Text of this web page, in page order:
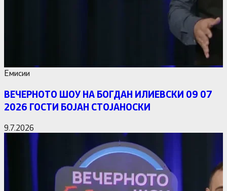
Емисии
ВЕЧЕРНОТО ШОУ НА БОГДАН ИЛИЕВСКИ 09 07
2026 ГОСТИ БОЈАН СТОЈАНОСКИ
9.7.2026